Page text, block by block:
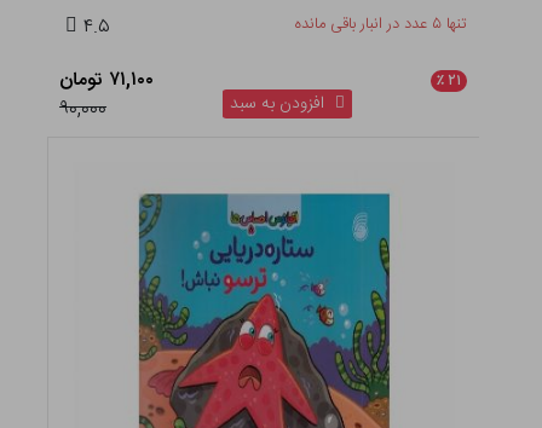
تنها ۵ عدد در انبار باقی مانده ۴.۵
۲۱ ٪
۷۱,۱۰۰ تومان
۹۰,۰۰۰
افزودن به سبد